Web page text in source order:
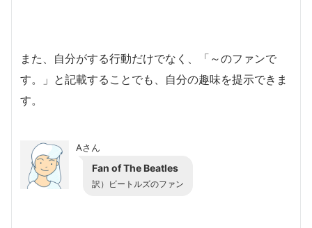
また、自分がする行動だけでなく、「～のファンで
す。」と記載することでも、自分の趣味を提示できま
す。
Aさん
Fan of The Beatles
訳）ビートルズのファン